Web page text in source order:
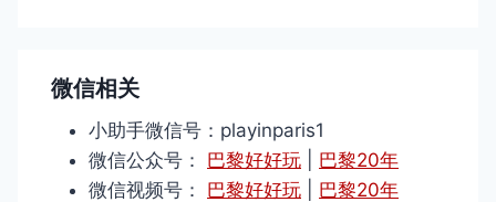
微信相关
小助手微信号：playinparis1
微信公众号： 巴黎好好玩
巴黎20年
微信视频号： 巴黎好好玩 巴黎20年